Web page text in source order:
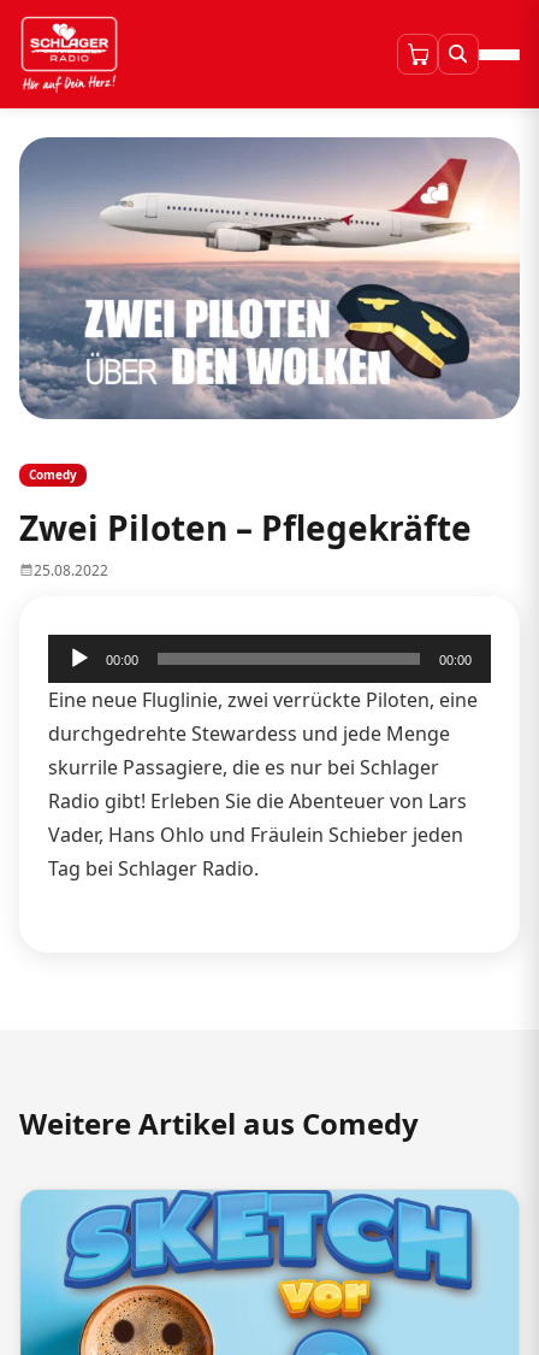
Comedy
Zwei Piloten – Pflegekräfte
25.08.2022
Audio-
Player
00:00 00:00
Eine neue Fluglinie, zwei verrückte Piloten, eine
durchgedrehte Stewardess und jede Menge
skurrile Passagiere, die es nur bei Schlager
Radio gibt! Erleben Sie die Abenteuer von Lars
Vader, Hans Ohlo und Fräulein Schieber jeden
Tag bei Schlager Radio.
Weitere Artikel aus Comedy